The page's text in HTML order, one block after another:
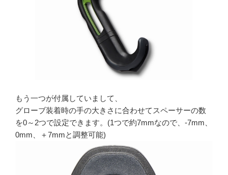
もう一つが付属していまして、
グローブ装着時の手の大きさに合わせてスペーサーの数
を0～2つで設定できます。(1つで約7mmなので、-7mm、
0mm、＋7mmと調整可能)